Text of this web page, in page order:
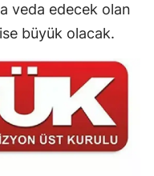
veda edecek olan
büyük olacak.